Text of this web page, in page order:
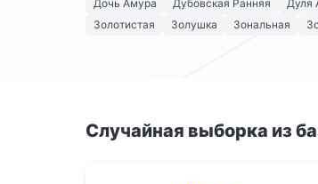
Дочь Амура
Дубовская Ранняя Дуля
Золотистая
Золушка Зональная
Случайная выборка из